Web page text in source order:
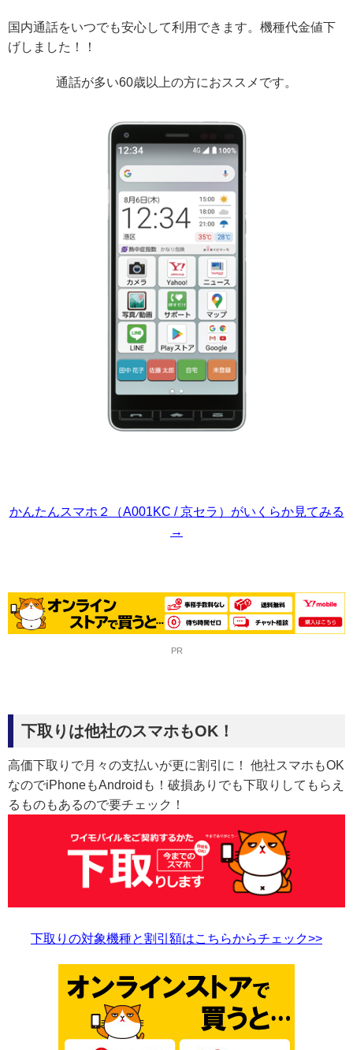
国内通話をいつでも安心して利用できます。機種代金値下
げしました！！
通話が多い60歳以上の方におススメです。
かんたんスマホ２（A001KC / 京セラ）がいくらか見てみる
→
PR
下取りは他社のスマホもOK！
高価下取りで月々の支払いが更に割引に！ 他社スマホもOK
なのでiPhoneもAndroidも！破損ありでも下取りしてもらえ
るものもあるので要チェック！
下取りの対象機種と割引額はこちらからチェック>>